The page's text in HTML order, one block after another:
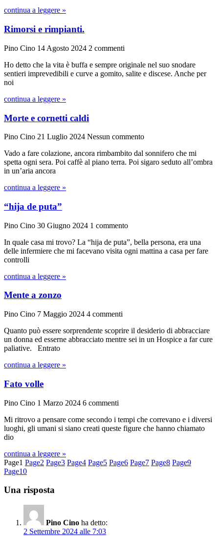
continua a leggere »
Rimorsi e rimpianti.
Pino Cino 14 Agosto 2024 2 commenti
Ho detto che la vita è buffa e sempre originale nel suo snodare
sentieri imprevedibili e curve a gomito, salite e discese. Anche per
noi
continua a leggere »
Morte e cornetti caldi
Pino Cino 21 Luglio 2024 Nessun commento
Vado a fare colazione, ancora rimbambito dal sonnifero che mi
spetta ogni sera. Poi caffè al piano terra. Poi sigaro seduto all’ombra
in un’aria ancora
continua a leggere »
“hija de puta”
Pino Cino 30 Giugno 2024 1 commento
In quale casa mi trovo? La “hija de puta”, bella persona, era una
delle infermiere che mi facevano visita ogni mattina a casa per fare
controlli
continua a leggere »
Mente a zonzo
Pino Cino 7 Maggio 2024 4 commenti
Quanto può essere sorprendente scoprire il desiderio di abbracciare
un donna ed esserne abbracciato mentre sei in un Hospice a far cure
paliative. Entrato
continua a leggere »
Fato volle
Pino Cino 1 Marzo 2024 6 commenti
Mi ritrovo a pensare come secondo i tempi che correvano e i diversi
luoghi, gli umani si siano creati queste figure che hanno chiamato
dio
continua a leggere »
Page1 Page2 Page3 Page4 Page5 Page6 Page7 Page8 Page9
Page10
Una risposta
Pino Cino ha detto:
2 Settembre 2024 alle 7:03